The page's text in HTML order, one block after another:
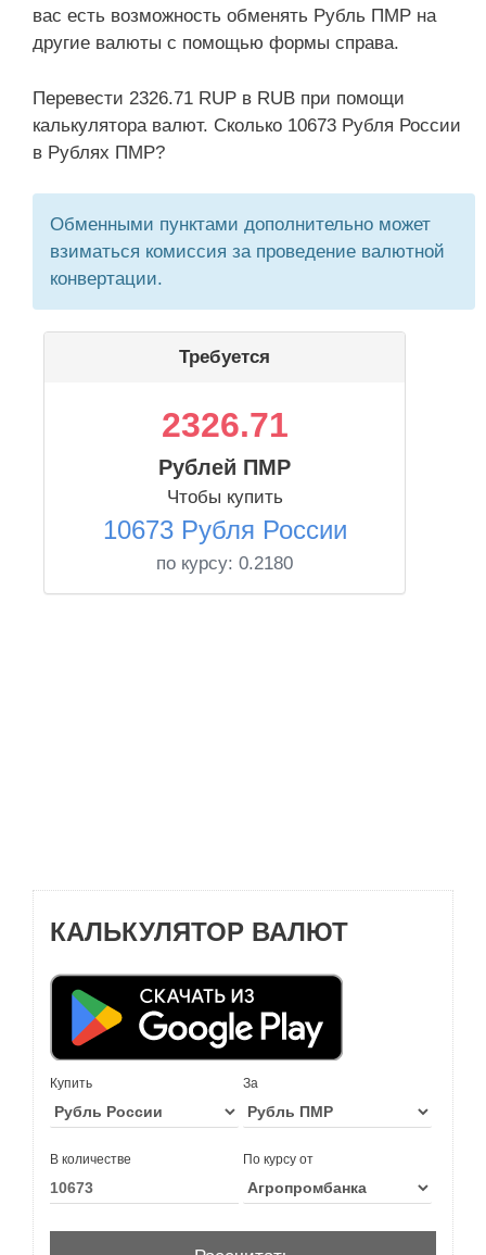
вас есть возможность обменять Рубль ПМР на
другие валюты с помощью формы справа.
Перевести 2326.71 RUP в RUB при помощи
калькулятора валют. Сколько 10673 Рубля России
в Рублях ПМР?
Обменными пунктами дополнительно может
взиматься комиссия за проведение валютной
конвертации.
Требуется
2326.71
Рублей ПМР
Чтобы купить
10673 Рубля России
по курсу: 0.2180
КАЛЬКУЛЯТОР ВАЛЮТ
Купить За
В количестве По курсу от